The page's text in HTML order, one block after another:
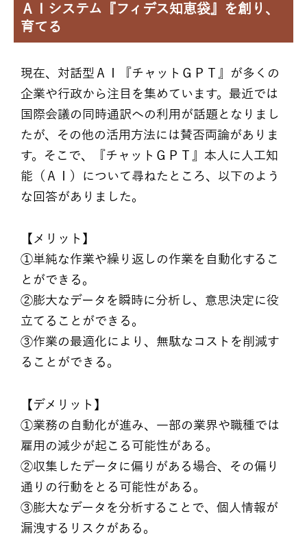
ＡＩシステム『フィデス知恵袋』を創り、
育てる
現在、対話型ＡＩ『チャットＧＰＴ』が多くの
企業や行政から注目を集めています。最近では
国際会議の同時通訳への利用が話題となりまし
たが、その他の活用方法には賛否両論がありま
す。そこで、『チャットＧＰＴ』本人に人工知
能（ＡＩ）について尋ねたところ、以下のよう
な回答がありました。
【メリット】
①単純な作業や繰り返しの作業を自動化するこ
とができる。
②膨大なデータを瞬時に分析し、意思決定に役
立てることができる。
③作業の最適化により、無駄なコストを削減す
ることができる。
【デメリット】
①業務の自動化が進み、一部の業界や職種では
雇用の減少が起こる可能性がある。
②収集したデータに偏りがある場合、その偏り
通りの行動をとる可能性がある。
③膨大なデータを分析することで、個人情報が
漏洩するリスクがある。